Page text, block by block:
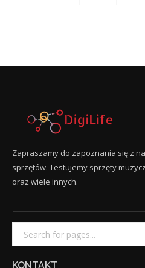
Zapraszamy do zapoznania się z
sprzętów. Testujemy sprzęty
oraz wiele innych.
KONTAKT